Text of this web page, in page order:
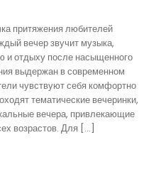
притяжения любителей
вечер звучит музыка,
и отдыху после насыщенного
выдержан в современном
чувствуют себя комфортно
тематические вечеринки,
вечера, привлекающие
возрастов. Для […]